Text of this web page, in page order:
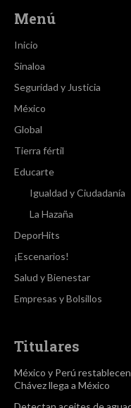
Menú
Inicio
Sinaloa
Seguridad y Justicia
México
Global
Tierra fértil
Educarte
Igualdad y Ciudadanía
La Hazaña
DeporHits
¡Escenarios!
Salud y Bienestar
Empresas y Bolsillos
Titulares
México y Perú
Chávez llega a México